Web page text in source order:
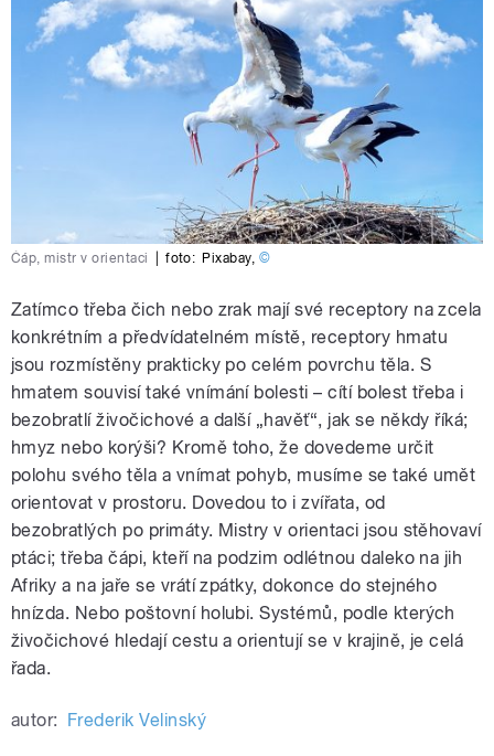
Čáp, mistr v orientaci foto: Pixabay, ©
Zatímco třeba čich nebo zrak mají své receptory na zcela
konkrétním a předvídatelném místě, receptory hmatu
jsou rozmístěny prakticky po celém povrchu těla. S
hmatem souvisí také vnímání bolesti – cítí bolest třeba i
bezobratlí živočichové a další „havěť“, jak se někdy říká;
hmyz nebo korýši? Kromě toho, že dovedeme určit
polohu svého těla a vnímat pohyb, musíme se také umět
orientovat v prostoru. Dovedou to i zvířata, od
bezobratlých po primáty. Mistry v orientaci jsou stěhovaví
ptáci; třeba čápi, kteří na podzim odlétnou daleko na jih
Afriky a na jaře se vrátí zpátky, dokonce do stejného
hnízda. Nebo poštovní holubi. Systémů, podle kterých
živočichové hledají cestu a orientují se v krajině, je celá
řada.
autor: Frederik Velinský